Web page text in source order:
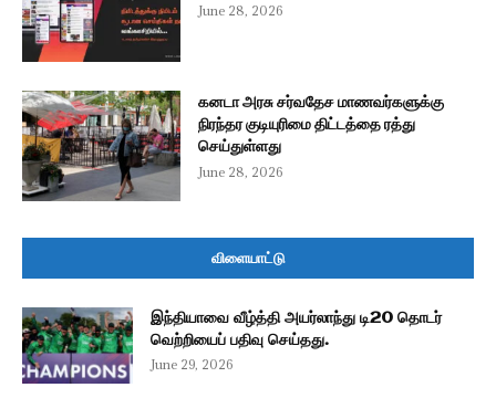
June 28, 2026
கனடா அரசு சர்வதேச மாணவர்களுக்கு
நிரந்தர குடியுரிமை திட்டத்தை ரத்து
செய்துள்ளது
June 28, 2026
விளையாட்டு
இந்தியாவை வீழ்த்தி அயர்லாந்து டி20 தொடர்
வெற்றியைப் பதிவு செய்தது.
June 29, 2026